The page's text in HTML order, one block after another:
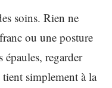
soins. Rien ne
ou une posture
regarder
simplement à la